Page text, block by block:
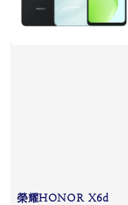
榮耀HONOR X6d